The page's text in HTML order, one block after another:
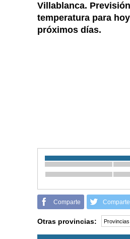
Villablanca.
temperatura para
próximos días.
Comparte Comparte
Otras provincias: